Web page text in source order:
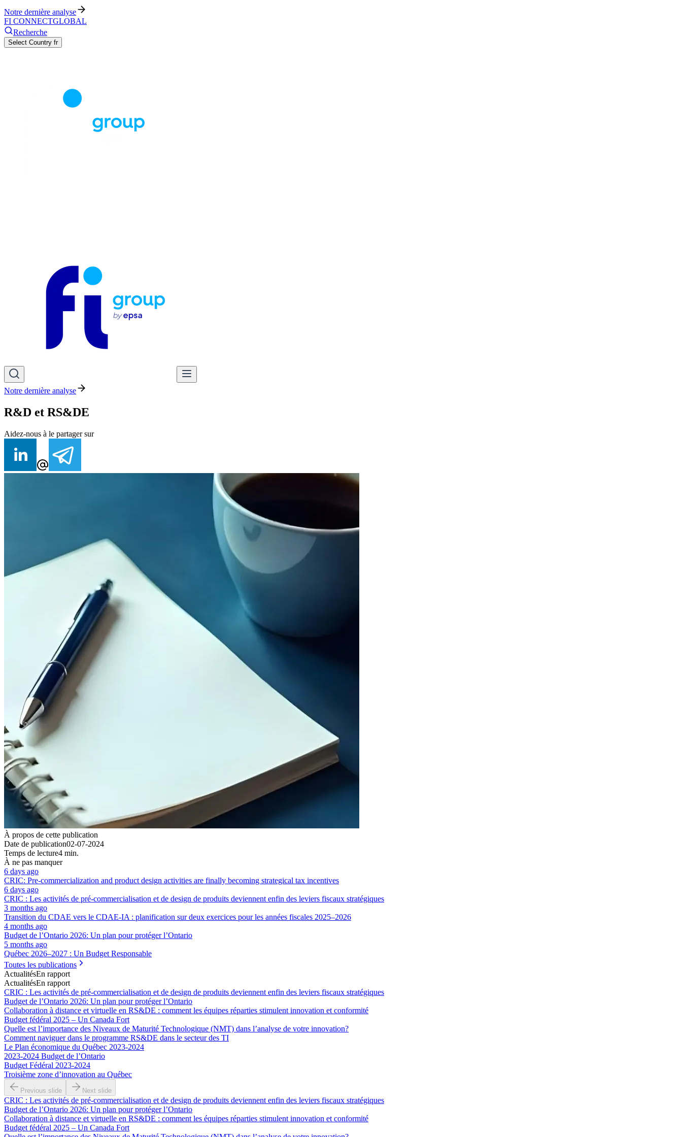
Notre dernière analyse
FI CONNECTGLOBAL
Recherche
Select Country fr
Notre dernière analyse
R&D et RS&DE
Aidez-nous à le partager sur
À propos de cette publication
Date de publication02-07-2024
Temps de lecture4 min.
À ne pas manquer
6 days ago
CRIC: Pre-commercialization and product design activities are finally becoming strategical tax incentives
6 days ago
CRIC : Les activités de pré-commercialisation et de design de produits deviennent enfin des leviers fiscaux stratégiques
3 months ago
Transition du CDAE vers le CDAE‑IA : planification sur deux exercices pour les années fiscales 2025–2026
4 months ago
Budget de l’Ontario 2026: Un plan pour protéger l’Ontario
5 months ago
Québec 2026–2027 : Un Budget Responsable
Toutes les publications
ActualitésEn rapport
ActualitésEn rapport
CRIC : Les activités de pré-commercialisation et de design de produits deviennent enfin des leviers fiscaux stratégiques
Budget de l’Ontario 2026: Un plan pour protéger l’Ontario
Collaboration à distance et virtuelle en RS&DE : comment les équipes réparties stimulent innovation et conformité
Budget fédéral 2025 – Un Canada Fort
Quelle est l’importance des Niveaux de Maturité Technologique (NMT) dans l’analyse de votre innovation?
Comment naviguer dans le programme RS&DE dans le secteur des TI
Le Plan économique du Québec 2023-2024
2023-2024 Budget de l’Ontario
Budget Fédéral 2023-2024
Troisième zone d’innovation au Québec
Previous slide Next slide
CRIC : Les activités de pré-commercialisation et de design de produits deviennent enfin des leviers fiscaux stratégiques
Budget de l’Ontario 2026: Un plan pour protéger l’Ontario
Collaboration à distance et virtuelle en RS&DE : comment les équipes réparties stimulent innovation et conformité
Budget fédéral 2025 – Un Canada Fort